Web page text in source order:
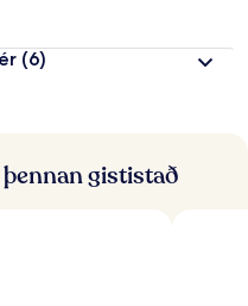
(6)
gististað